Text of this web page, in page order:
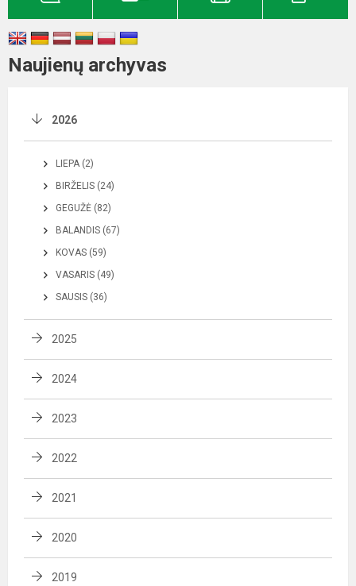
Naujienų archyvas
2026
LIEPA (2)
BIRŽELIS (24)
GEGUŽĖ (82)
BALANDIS (67)
KOVAS (59)
VASARIS (49)
SAUSIS (36)
2025
2024
2023
2022
2021
2020
2019